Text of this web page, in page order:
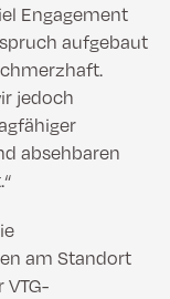
Engagement
aufgebaut
jedoch
absehbaren
am Standort